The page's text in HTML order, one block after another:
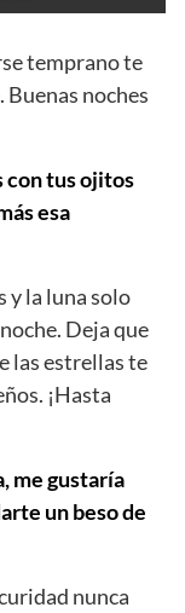
temprano te
Buenas noches
con tus ojitos
esa
y la luna solo
Deja que
las estrellas te
¡Hasta
me gustaría
un beso de
nunca